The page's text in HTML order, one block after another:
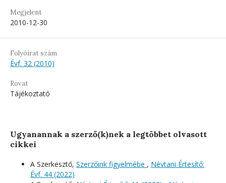
Megjelent
2010-12-30
Folyóirat szám
Évf. 32 (2010)
Rovat
Tájékoztató
Ugyanannak a szerző(k)nek a legtöbbet olvasott
cikkei
A Szerkesztő, Szerzőink figyelmébe , Névtani Értesítő:
Évf. 44 (2022)